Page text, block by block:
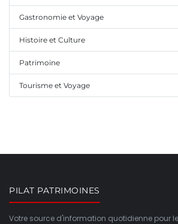
Gastronomie et Voyage
Histoire et Culture
Patrimoine
Tourisme et Voyage
PILAT PATRIMOINES
Votre source d'information quotidienne pour